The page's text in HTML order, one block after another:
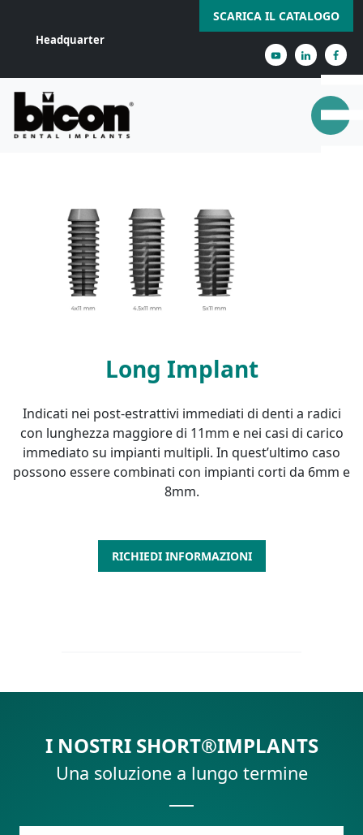
Headquarter
SCARICA IL CATALOGO
Long Implant
Indicati nei post-estrattivi immediati di denti a radici
con lunghezza maggiore di 11mm e nei casi di carico
immediato su impianti multipli. In quest’ultimo caso
possono essere combinati con impianti corti da 6mm e
8mm.
RICHIEDI INFORMAZIONI
I NOSTRI SHORT®IMPLANTS
Una soluzione a lungo termine